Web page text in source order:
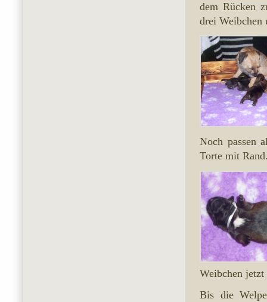
dem Rücken
drei Weibchen
Noch passen
Torte mit
Weibchen
Bis die